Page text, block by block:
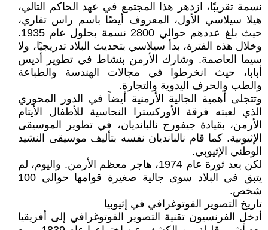
نسمة تقريبًا، ازدهر هذا المجتمع في عهد الحاكم التالي،
هيلا سيلاسي الأول، المعروف أيضًا باسم راس تفاري،
حيث بلغ عددهم حوالي 2800 نسمة بحلول عام 1935.
وخلال هذه الفترة، بدأ سيلاسي بتحديث البلاد تدريجيًا، ولا
سيما العاصمة. وشارك الأرمن بنشاط في تطوير أديس
أبابا، حيث انخرطوا في مجالات الهندسة والطباعة
والطب والحرف اليدوية والتجارة.
وتتجلى أهمية الجالية الأرمنية أيضاً في الدور المحوري
الذي لعبته فرقة الأوركسترا النحاسية للأطفال الأيتام
الأرمن، بقيادة جيفورج نالبانديان، في تطوير الموسيقى
الإثيوبية. كما قام نالبانديان نفسه بتأليف موسيقى النشيد
الوطني الإثيوبي.
لكن بعد ثورة عام 1974، هاجر معظم الأرمن. واليوم، لم
يتبق في البلاد سوى جالية صغيرة قوامها حوالي 100
شخص.
تاريخ التصوير الفوتوغرافي في إثيوبيا
أدخل الفرنسيون تقنية التصوير الفوتوغرافي إلى أفريقيا